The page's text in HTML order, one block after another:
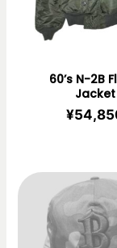
60’s N-2B
Jacket
¥